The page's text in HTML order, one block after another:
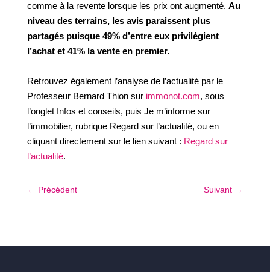
comme à la revente lorsque les prix ont augmenté. Au
niveau des terrains, les avis paraissent plus
partagés puisque 49% d’entre eux privilégient
l’achat et 41% la vente en premier.
Retrouvez également l’analyse de l’actualité par le
Professeur Bernard Thion sur immonot.com, sous
l’onglet Infos et conseils, puis Je m’informe sur
l’immobilier, rubrique Regard sur l’actualité, ou en
cliquant directement sur le lien suivant : Regard sur
l’actualité.
← Précédent Suivant →